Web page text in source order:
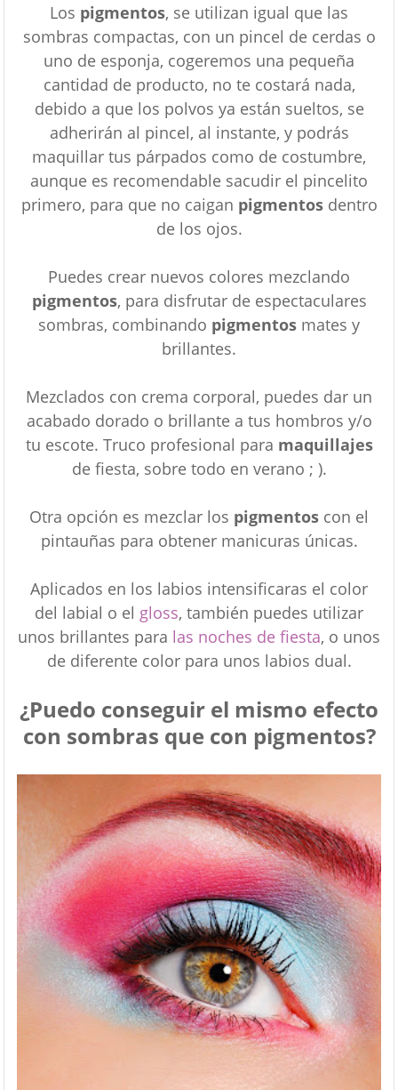
Los pigmentos, se utilizan igual que las
sombras compactas, con un pincel de cerdas o
uno de esponja, cogeremos una pequeña
cantidad de producto, no te costará nada,
debido a que los polvos ya están sueltos, se
adherirán al pincel, al instante, y podrás
maquillar tus párpados como de costumbre,
aunque es recomendable sacudir el pincelito
primero, para que no caigan pigmentosdentro
de los ojos.
Puedes crear nuevos colores mezclando
pigmentos, para disfrutar de espectaculares
sombras, combinando pigmentos mates y
brillantes.
Mezclados con crema corporal, puedes dar un
acabado dorado o brillante a tus hombros y/o
tu escote. Truco profesional para maquillajes
de fiesta, sobre todo en verano ; ).
Otra opción es mezclar los pigmentos con el
pintauñas para obtener manicuras únicas.
Aplicados en los labios intensificaras el color
del labial o el gloss, también puedes utilizar
unos brillantes para las noches de fiesta, o unos
de diferente color para unos labios dual.
¿Puedo conseguir el mismo efecto
con sombras que con pigmentos?